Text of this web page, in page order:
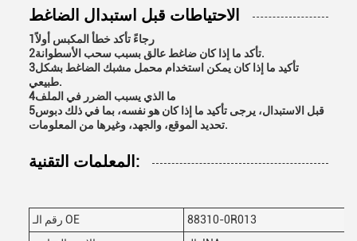
الاحتياطات قبل استبدال الضاغط
1رجاءً تأكد خطأ المكبس أولاً
2تأكد ما إذا كان ضاغط عالق بسبب سحب الأسطوانة.
3تأكيد ما إذا كان يمكن استخدام محمل مشبك الضاغط بشكل
طبيعي.
4ما الذي يسبب الضرر في الملف
5قبل الاستبدال، يرجى تأكيد ما إذا كان هو نفسه، بما في ذلك دبوس
تحديد الموقع، والجهد، وغيرها من المعلومات.
المعلمات التقنية:
رقم الـ OE
88310-0R013